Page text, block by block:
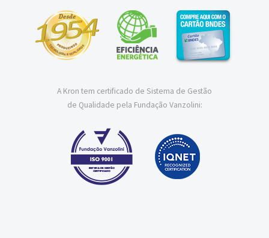
A Kron tem certificado de Sistema de Gestão
de Qualidade pela Fundação Vanzolini: